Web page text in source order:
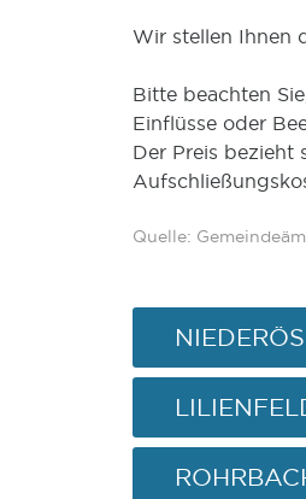
Wir stellen Ihnen
Bitte beachten
Einflüsse oder
Der Preis bezieht
Quelle: